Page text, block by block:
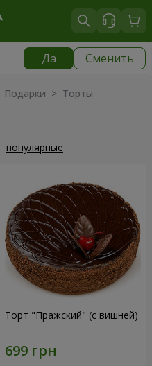
Да Сменить
Подарки > Торты
популярные
Торт "Пражский" (с вишней)